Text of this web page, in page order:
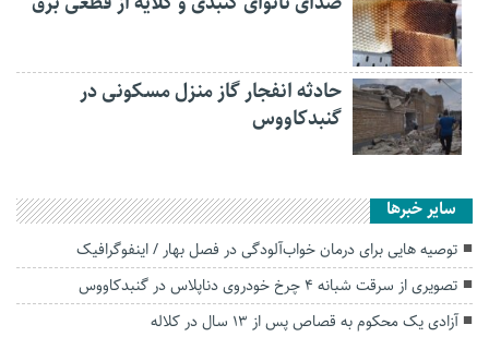
حادثه انفجار گاز منزل مسکونی در
گنبدکاووس
سایر خبرها
توصیه هایی برای درمان خواب‌آلودگی در فصل بهار / اینفوگرافیک
تصویری از سرقت شبانه ۴ چرخ خودروی دناپلاس در گنبدکاووس
آزادی یک محکوم به قصاص پس از ۱۳ سال در کلاله